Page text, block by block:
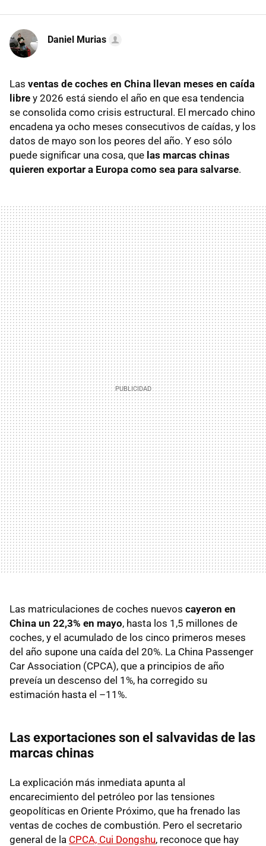
Daniel Murias
Las ventas de coches en China llevan meses en caída
libre y 2026 está siendo el año en que esa tendencia
se consolida como crisis estructural. El mercado chino
encadena ya ocho meses consecutivos de caídas, y los
datos de mayo son los peores del año. Y eso sólo
puede significar una cosa, que las marcas chinas
quieren exportar a Europa como sea para salvarse.
Las matriculaciones de coches nuevos cayeron en
China un 22,3% en mayo, hasta los 1,5 millones de
coches, y el acumulado de los cinco primeros meses
del año supone una caída del 20%. La China Passenger
Car Association (CPCA), que a principios de año
preveía un descenso del 1%, ha corregido su
estimación hasta el –11%.
Las exportaciones son el salvavidas de las
marcas chinas
La explicación más inmediata apunta al
encarecimiento del petróleo por las tensiones
geopolíticas en Oriente Próximo, que ha frenado las
ventas de coches de combustión. Pero el secretario
general de la CPCA, Cui Dongshu, reconoce que hay